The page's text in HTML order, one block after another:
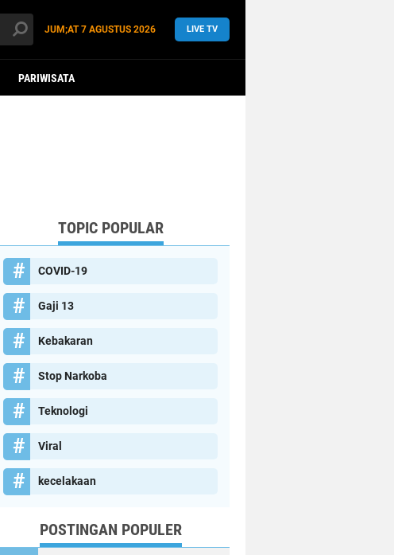
JUM;AT7 AGUSTUS 2026 LIVE TV
PARIWISATA
TOPIC POPULAR
COVID-19
Gaji 13
Kebakaran
Stop Narkoba
Teknologi
Viral
kecelakaan
POSTINGAN POPULER